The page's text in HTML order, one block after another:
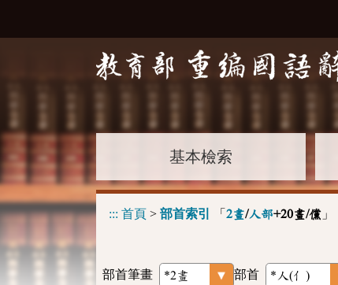
基本檢索
::: 首頁 > 部首索引 「 2畫/人部+20畫/儻 」
部首筆畫 部首